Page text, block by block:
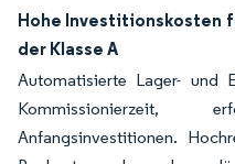
Hohe Investitionskosten
der Klasse A
Automatisierte Lager- und
Kommissionierzeit,
Anfangsinvestitionen.